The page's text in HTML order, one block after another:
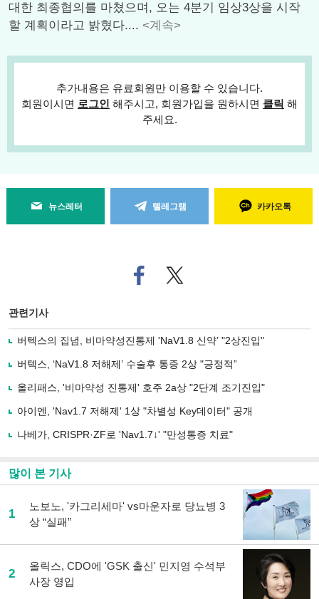
대한 최종협의를 마쳤으며, 오는 4분기 임상3상을 시작
할 계획이라고 밝혔다.... <계속>
추가내용은 유료회원만 이용할 수 있습니다.
회원이시면 로그인 해주시고, 회원가입을 원하시면 클릭 해
주세요.
뉴스레터 텔레그램 카카오톡
페
이
로
기
사
유
기
트위
터로
관련기사
버텍스의 집념, 비마약성진통제 'NaV1.8 신약’ "2상진입"
버텍스, ‘NaV1.8 저해제’ 수술후 통증 2상 "긍정적”
올리패스, '비마약성 진통제' 호주 2a상 "2단계 조기진입"
아이엔, 'Nav1.7 저해제' 1상 "차별성 Key데이터" 공개
나베가, CRISPR·ZF로 'Nav1.7↓' "만성통증 치료"
많이 본 기사
1
노보노, '카그리세마' vs마운자로 당뇨병 3
상 “실패”
2
올릭스, CDO에 'GSK 출신' 민지영 수석부
사장 영입